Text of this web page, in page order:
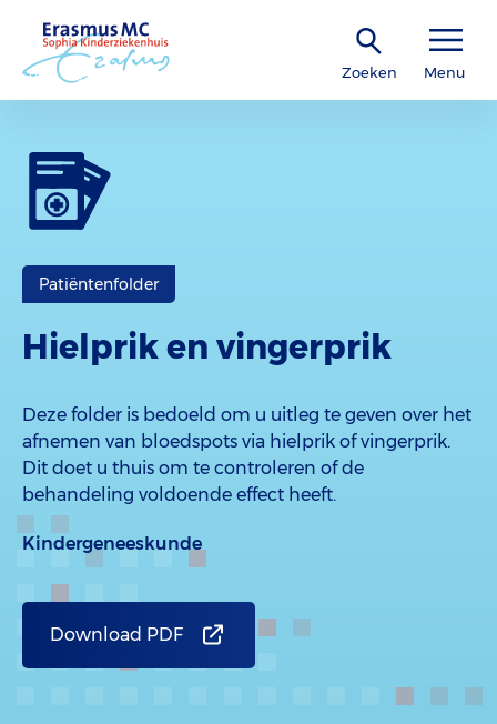
Zoeken Menu
Patiëntenfolder
Hielprik en vingerprik
Deze folder is bedoeld om u uitleg te geven over het
afnemen van bloedspots via hielprik of vingerprik.
Dit doet u thuis om te controleren of de
behandeling voldoende effect heeft.
Kindergeneeskunde
Download PDF